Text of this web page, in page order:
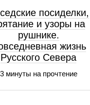
посиделки,
и узоры на
рушнике.
жизнь
Русского Севера
3 минуты на прочтение